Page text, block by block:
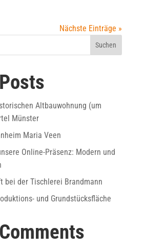
Nächste Einträge »
Suchen
Altbauwohnung (um
Münster
Maria Veen
Online-Präsenz: Modern und
bei der Tischlerei Brandmann
und Grundstücksfläche